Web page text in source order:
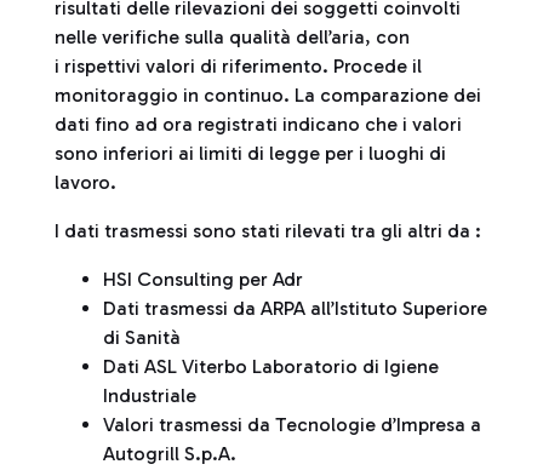
risultati delle rilevazioni dei soggetti coinvolti
nelle verifiche sulla qualità dell’aria, con
i rispettivi valori di riferimento. Procede il
monitoraggio in continuo. La comparazione dei
dati fino ad ora registrati indicano che i valori
sono inferiori ai limiti di legge per i luoghi di
lavoro.
I dati trasmessi sono stati rilevati tra gli altri da :
HSI Consulting per Adr
Dati trasmessi da ARPA all’Istituto Superiore
di Sanità
Dati ASL Viterbo Laboratorio di Igiene
Industriale
Valori trasmessi da Tecnologie d’Impresa a
Autogrill S.p.A.